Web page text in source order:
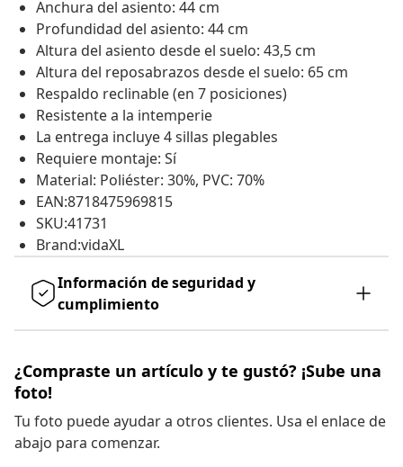
Anchura del asiento: 44 cm
Profundidad del asiento: 44 cm
Altura del asiento desde el suelo: 43,5 cm
Altura del reposabrazos desde el suelo: 65 cm
Respaldo reclinable (en 7 posiciones)
Resistente a la intemperie
La entrega incluye 4 sillas plegables
Requiere montaje: Sí
Material: Poliéster: 30%, PVC: 70%
EAN:8718475969815
SKU:41731
Brand:vidaXL
Información de seguridad y
cumplimiento
¿Compraste un artículo y te gustó? ¡Sube una
foto!
Tu foto puede ayudar a otros clientes. Usa el enlace de
abajo para comenzar.